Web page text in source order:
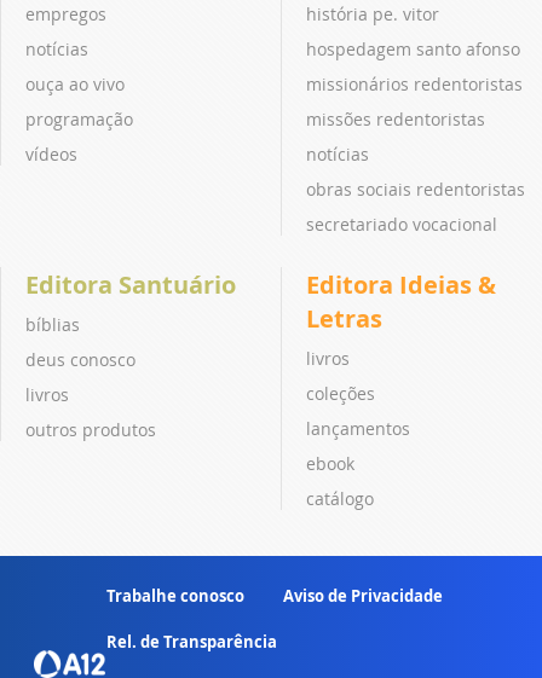
empregos
notícias
ouça ao vivo
programação
vídeos
história pe. vitor
hospedagem santo afonso
missionários redentoristas
missões redentoristas
notícias
obras sociais redentoristas
secretariado vocacional
Editora Santuário
bíblias
deus conosco
livros
outros produtos
Editora Ideias &
Letras
livros
coleções
lançamentos
ebook
catálogo
Trabalhe conosco Aviso de Privacidade
Rel. de Transparência